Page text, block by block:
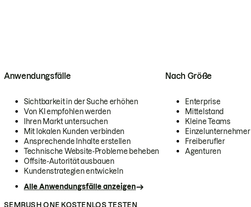
Anwendungsfälle
Sichtbarkeit in der Suche erhöhen
Von KI empfohlen werden
Ihren Markt untersuchen
Mit lokalen Kunden verbinden
Ansprechende Inhalte erstellen
Technische Website-Probleme beheben
Offsite-Autorität ausbauen
Kundenstrategien entwickeln
Alle Anwendungsfälle anzeigen
Nach Größe
Enterprise
Mittelstand
Kleine Teams
Einzelunternehmer
Freiberufler
Agenturen
SEMRUSH ONE KOSTENLOS TESTEN